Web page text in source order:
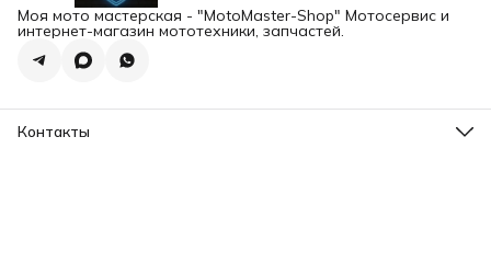
Моя мото мастерская - "MotoMaster-Shop" Мотосервис и
интернет-магазин мототехники, запчастей.
Контакты